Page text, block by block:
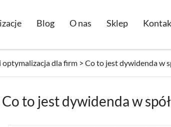
Blog O nas Sklep
optymalizacja dla firm > Co to jest dywidenda w
Co to jest dywidenda w